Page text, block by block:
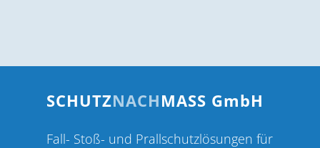
SCHUTZNACHMASS GmbH
Fall- Stoß- und Prallschutzlösungen für